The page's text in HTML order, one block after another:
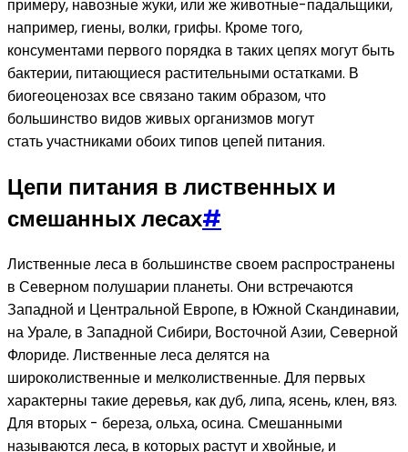
примеру, навозные жуки, или же животные-падальщики,
например, гиены, волки, грифы. Кроме того,
консументами первого порядка в таких цепях могут быть
бактерии, питающиеся растительными остатками. В
биогеоценозах все связано таким образом, что
большинство видов живых организмов могут
стать участниками обоих типов цепей питания.
Цепи питания в лиственных и
смешанных лесах#
Лиственные леса в большинстве своем распространены
в Северном полушарии планеты. Они встречаются
Западной и Центральной Европе, в Южной Скандинавии,
на Урале, в Западной Сибири, Восточной Азии, Северной
Флориде. Лиственные леса делятся на
широколиственные и мелколиственные. Для первых
характерны такие деревья, как дуб, липа, ясень, клен, вяз.
Для вторых - береза, ольха, осина. Смешанными
называются леса, в которых растут и хвойные, и